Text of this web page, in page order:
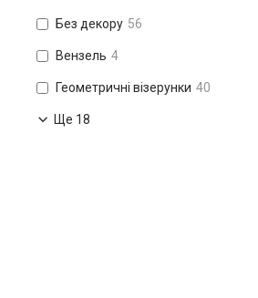
Без декору 56
Вензель 4
Геометричні візерунки 40
Ще 18